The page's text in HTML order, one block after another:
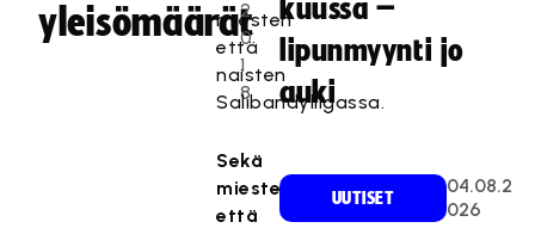
yleisömäärät
2
0
1
8
miesten
että
naisten
Salibandyliigassa.
Sekä
miesten
että
kuussa –
lipunmyynti jo
auki
UUTISET
04.08.2
026